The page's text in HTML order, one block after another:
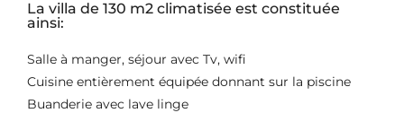
La villa de 130 m2 climatisée est constituée
ainsi:
Salle à manger, séjour avec Tv, wifi
Cuisine entièrement équipée donnant sur la piscine
Buanderie avec lave linge